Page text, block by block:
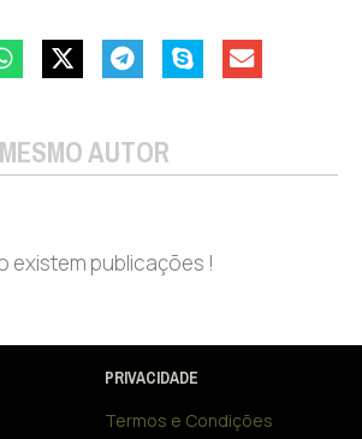
AUTOR
existem publicações !
PRIVACIDADE
Termos e Condições